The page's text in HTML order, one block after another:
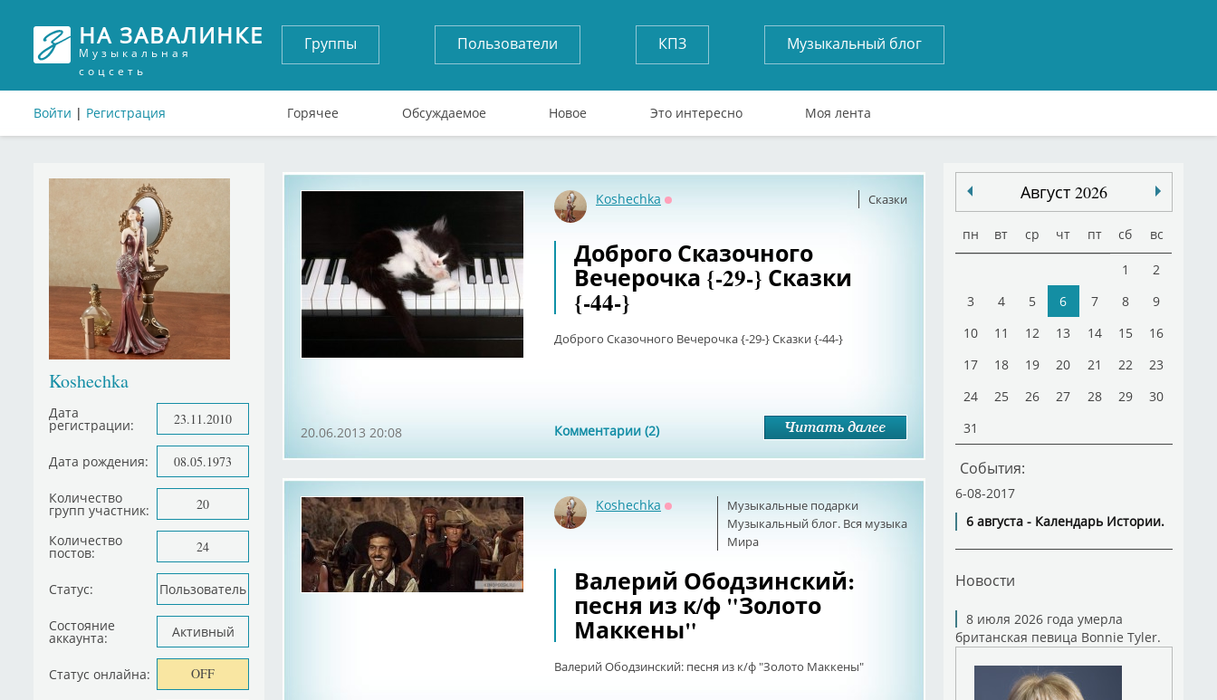
НА ЗАВАЛИНКЕ
Музыкальная
соцсеть
Войти | Регистрация
Группы Пользователи КПЗ Музыкальный блог
Горячее Обсуждаемое Новое Это интересно Моя лента
Koshechka
Дата
регистрации: 23.11.2010
Дата рождения: 08.05.1973
Количество
групп участник: 20
Количество
постов: 24
Статус: Пользователь
Состояние
аккаунта: Активный
Статус онлайна: OFF
Сказки
Koshechka
Доброго Сказочного
Вечерочка {-29-} Сказки
{-44-}
Доброго Сказочного Вечерочка {-29-} Сказки {-44-}
Комментарии (2)
20.06.2013 20:08
Музыкальные подарки
Музыкальный блог. Вся музыка
Мира
Koshechka
Валерий Ободзинский:
песня из к/ф "Золото
Маккены"
Валерий Ободзинский: песня из к/ф "Золото Маккены"
Август 2026
пн вт ср чт пт сб вс
1
2
3
4 5 6 7 8
9
10
11 12 13 14 15
16
17
18 19 20 21 22
23
24
25 26 27 28 29
30
31
События:
6-08-2017
6 августа - Календарь Истории.
Новости
8 июля 2026 года умерла
британская певица Bonnie Tyler.